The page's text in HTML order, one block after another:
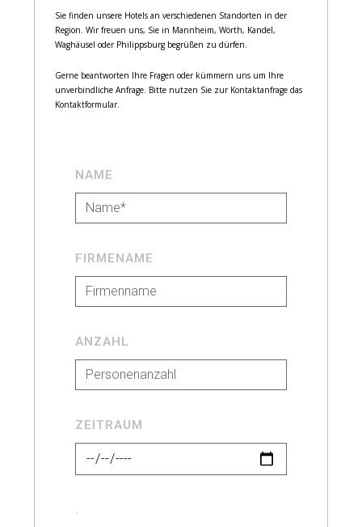
Sie finden unsere Hotels an verschiedenen Standorten in der
Region. Wir freuen uns, Sie in Mannheim, Wörth, Kandel,
Waghäusel oder Philippsburg begrüßen zu dürfen.
Gerne beantworten Ihre Fragen oder kümmern uns um Ihre
unverbindliche Anfrage. Bitte nutzen Sie zur Kontaktanfrage das
Kontaktformular.
NAME
FIRMENAME
ANZAHL
ZEITRAUM